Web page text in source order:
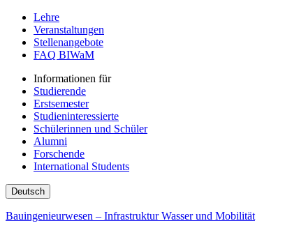
Lehre
Veranstaltungen
Stellenangebote
FAQ BIWaM
Informationen für
Studierende
Erstsemester
Studieninteressierte
Schülerinnen und Schüler
Alumni
Forschende
International Students
Deutsch
Bauingenieurwesen – Infrastruktur Wasser und Mobilität